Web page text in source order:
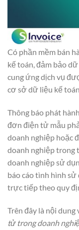
Có phần mềm bán
kế toán, đảm bảo
cung ứng dịch vụ
cơ sở dữ liệu kế
Thông báo phát
đơn điện tử mẫu
doanh nghiệp hoặc
doanh nghiệp trong
doanh nghiệp sử
báo cáo tình hình
trực tiếp theo quy
Trên đây là nội dung
tử trong doanh